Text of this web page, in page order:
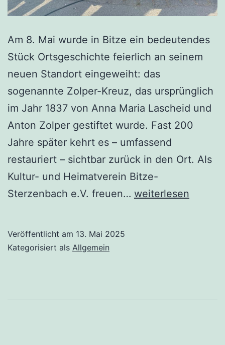
Am 8. Mai wurde in Bitze ein bedeutendes
Stück Ortsgeschichte feierlich an seinem
neuen Standort eingeweiht: das
sogenannte Zolper-Kreuz, das ursprünglich
im Jahr 1837 von Anna Maria Lascheid und
Anton Zolper gestiftet wurde. Fast 200
Jahre später kehrt es – umfassend
restauriert – sichtbar zurück in den Ort. Als
Kultur- und Heimatverein Bitze-
Sterzenbach e.V. freuen… Ein
weiterlesen
Veröffentlicht am 13. Mai 2025
Kategorisiert als Allgemein